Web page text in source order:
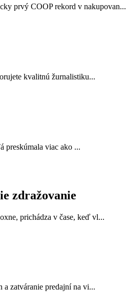
prvý COOP rekord v nakupovan...
kvalitnú žurnalistiku...
preskúmala viac ako ...
zdražovanie
prichádza v čase, keď vl...
a zatváranie predajní na vi...